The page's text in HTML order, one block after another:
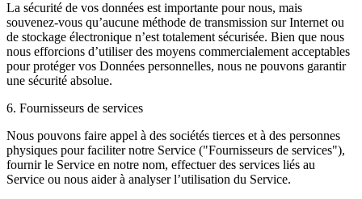
La sécurité de vos données est importante pour nous, mais
souvenez-vous qu’aucune méthode de transmission sur Internet ou
de stockage électronique n’est totalement sécurisée. Bien que nous
nous efforcions d’utiliser des moyens commercialement acceptables
pour protéger vos Données personnelles, nous ne pouvons garantir
une sécurité absolue.
6. Fournisseurs de services
Nous pouvons faire appel à des sociétés tierces et à des personnes
physiques pour faciliter notre Service ("Fournisseurs de services"),
fournir le Service en notre nom, effectuer des services liés au
Service ou nous aider à analyser l’utilisation du Service.